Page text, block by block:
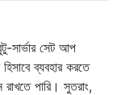
সার্ভার সেট আপ
ব্যবহার করতে
পারি। সুতরাং,